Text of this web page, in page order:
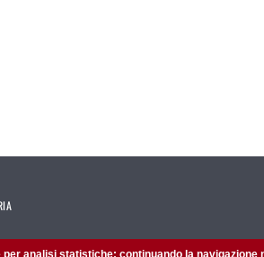
analisi statistiche: continuando la navigazione